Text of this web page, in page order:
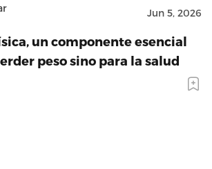
Jun 5, 2026
un componente esencial
peso sino para la salud